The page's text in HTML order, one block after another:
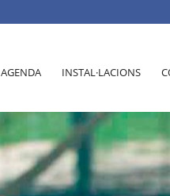
AGENDA INSTAL·LACIONS